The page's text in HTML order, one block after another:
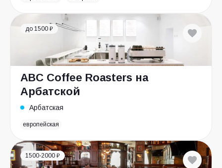
до 1500 ₽
ABC Coffee Roasters на
Арбатской
Арбатская
европейская
1500-2000 ₽